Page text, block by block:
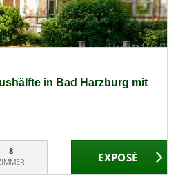
in Bad Harzburg mit
8